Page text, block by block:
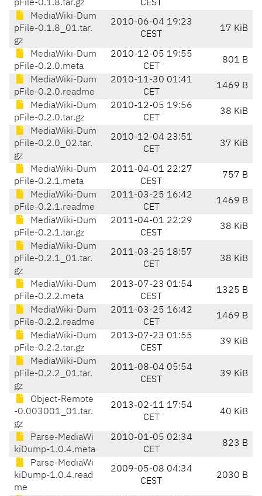
pFile-0.1.8.tar.gz CEST
MediaWiki-Dum
pFile-0.1.8_01.tar.
gz
2010-06-04 19:23
CEST
17 KiB
MediaWiki-Dum
pFile-0.2.0.meta
2010-12-05 19:55
CET
801 B
MediaWiki-Dum
pFile-0.2.0.readme
2010-11-30 01:41
CET
1469 B
MediaWiki-Dum
pFile-0.2.0.tar.gz
2010-12-05 19:56
CET
38 KiB
MediaWiki-Dum
pFile-0.2.0_02.tar.
gz
2010-12-04 23:51
CET
37 KiB
MediaWiki-Dum
pFile-0.2.1.meta
2011-04-01 22:27
CEST
757 B
MediaWiki-Dum
pFile-0.2.1.readme
2011-03-25 16:42
CET
1469 B
MediaWiki-Dum
pFile-0.2.1.tar.gz
2011-04-01 22:29
CEST
38 KiB
MediaWiki-Dum
pFile-0.2.1_01.tar.
gz
2011-03-25 18:57
CET
38 KiB
MediaWiki-Dum
pFile-0.2.2.meta
2013-07-23 01:54
CEST
1325 B
MediaWiki-Dum
pFile-0.2.2.readme
2011-03-25 16:42
CET
1469 B
MediaWiki-Dum
pFile-0.2.2.tar.gz
2013-07-23 01:55
CEST
39 KiB
MediaWiki-Dum
pFile-0.2.2_01.tar.
gz
2011-08-04 05:54
CEST
39 KiB
Object-Remote
-0.003001_01.tar.
gz
2013-02-11 17:54
CET
40 KiB
Parse-MediaWi
kiDump-1.0.4.meta
2010-01-05 02:34
CET
823 B
Parse-MediaWi
kiDump-1.0.4.read
me
2009-05-08 04:34
CEST
2030 B